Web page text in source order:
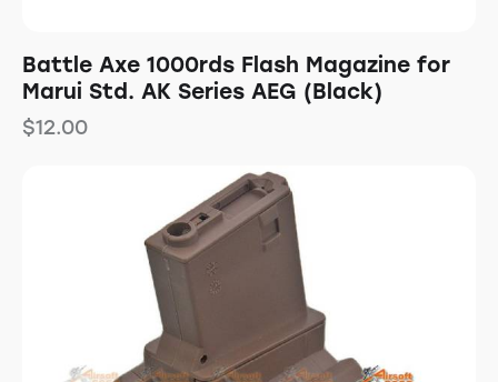
Battle Axe 1000rds Flash Magazine for
Marui Std. AK Series AEG (Black)
$12.00